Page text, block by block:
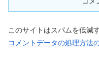
このサイトはスパムを低減
コメントデータの処理方法